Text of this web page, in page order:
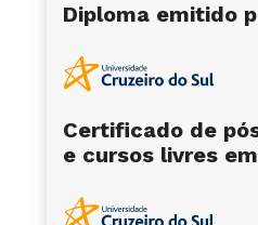
Diploma emitido
Certificado de
e cursos livres